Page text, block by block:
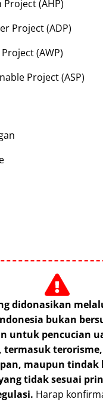
(AHP)
Project (ADP)
(AWP)
Project (ASP)
didonasikan
bukan
untuk pencucian
termasuk
maupun tindak
tidak sesuai
Harap